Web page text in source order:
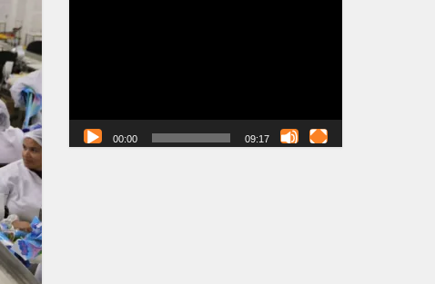
00:00 09:17